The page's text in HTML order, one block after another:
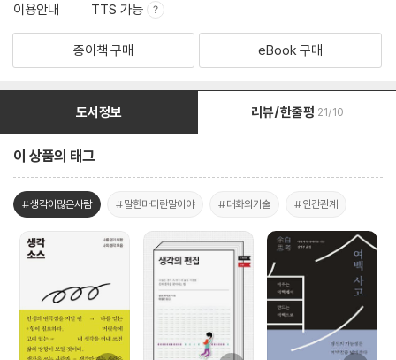
이용안내 TTS 가능
종이책 구매 eBook 구매
도서정보 리뷰/한줄평 21/10
이 상품의 태그
#생각이많은사람 #말한마디란말이야 #대화의기술 #인간관계